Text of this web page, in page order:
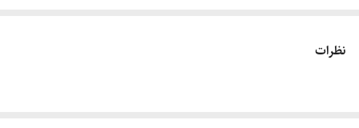
غافلگیر می‌کند.
نظرات